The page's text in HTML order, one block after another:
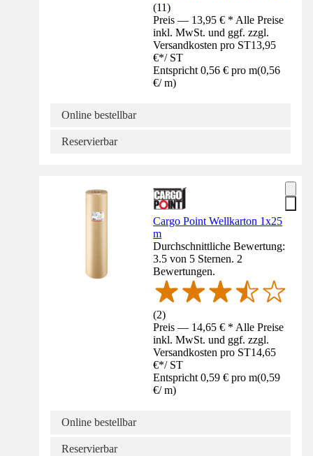
(11)
Preis — 13,95 € * Alle Preise
inkl. MwSt. und ggf. zzgl.
Versandkosten pro ST13,95
€*/ ST
Entspricht 0,56 € pro m(0,56
€/ m)
Online bestellbar
Reservierbar
Cargo Point Wellkarton 1x25
m
Durchschnittliche Bewertung:
3.5 von 5 Sternen. 2
Bewertungen.
(2)
Preis — 14,65 € * Alle Preise
inkl. MwSt. und ggf. zzgl.
Versandkosten pro ST14,65
€*/ ST
Entspricht 0,59 € pro m(0,59
€/ m)
Online bestellbar
Reservierbar